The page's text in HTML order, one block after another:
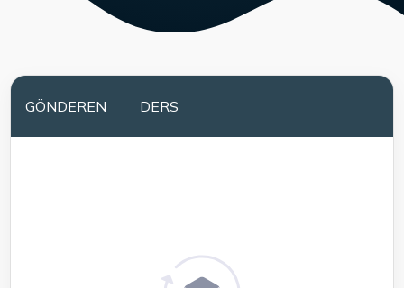
GÖNDEREN DERS